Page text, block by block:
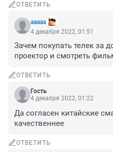
ОТВЕТИТЬ
aaaaa
4 декабря 2022, 01:51
Зачем покупать телек за
проектор и смотреть
ОТВЕТИТЬ
Гость
4 декабря 2022, 01:22
Да согласен китайские
качественнее
ОТВЕТИТЬ